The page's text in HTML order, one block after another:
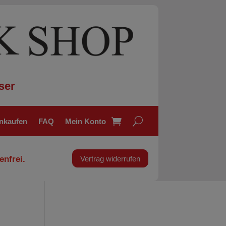
FAQ Mein Konto
Vertrag widerrufen